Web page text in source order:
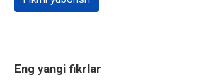
Eng yangi fikrlar